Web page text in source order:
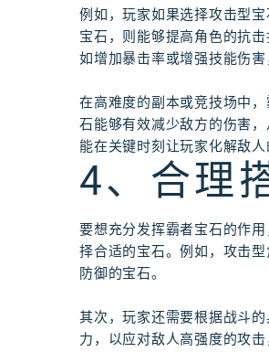
例如，玩家如果选择攻击型
宝石，则能够提高角色的抗
如增加暴击率或增强技能伤
在高难度的副本或竞技场中
石能够有效减少敌方的伤害
能在关键时刻让玩家化解敌人
4、合理
要想充分发挥霸者宝石的作
择合适的宝石。例如，攻击
防御的宝石。
其次，玩家还需要根据战斗
力，以应对敌人高强度的攻